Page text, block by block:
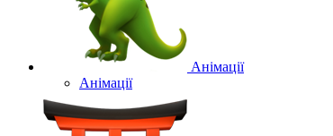
Анімації
Анімації